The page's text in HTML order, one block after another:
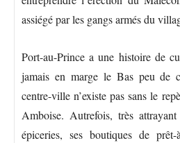
assiégé par les gangs armés du
Port-au-Prince a une histoire de
jamais en marge le Bas peu de
centre-ville n’existe pas sans le
Amboise. Autrefois, très
épiceries, ses boutiques de